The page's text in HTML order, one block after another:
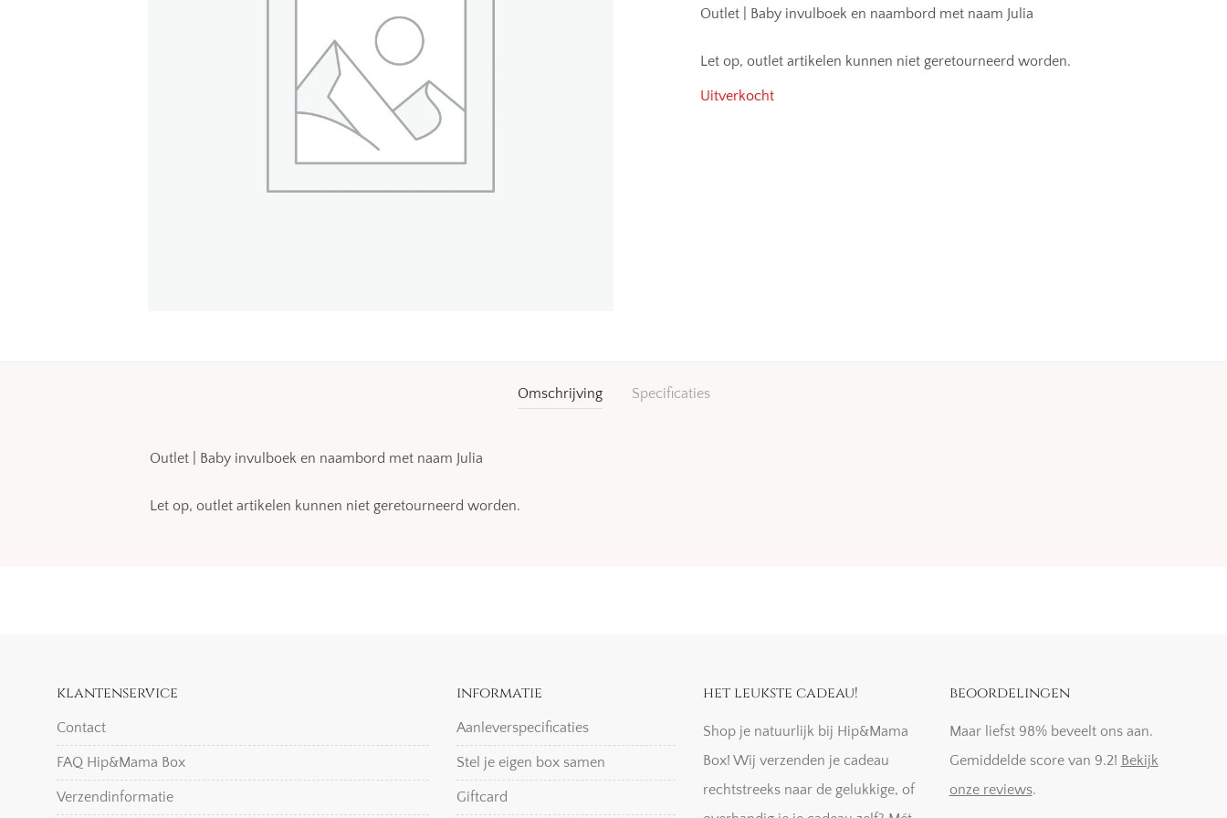
Outlet | Baby invulboek en naambord met naam Julia
Let op, outlet artikelen kunnen niet geretourneerd worden.
Uitverkocht
Omschrijving Specificaties
Outlet | Baby invulboek en naambord met naam Julia
Let op, outlet artikelen kunnen niet geretourneerd worden.
klantenservice
Contact
FAQ Hip&Mama Box
Verzendinformatie
informatie
Aanleverspecificaties
Stel je eigen box samen
Giftcard
het leukste cadeau!
Shop je natuurlijk bij Hip&Mama
Box! Wij verzenden je cadeau
rechtstreeks naar de gelukkige, of
beoordelingen
Maar liefst 98% beveelt ons aan.
Gemiddelde score van 9.2! Bekijk
onze reviews.